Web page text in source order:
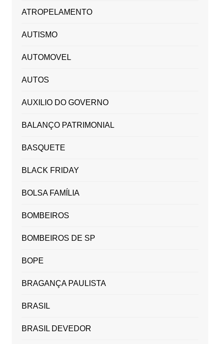
ATROPELAMENTO
AUTISMO
AUTOMOVEL
AUTOS
AUXILIO DO GOVERNO
BALANÇO PATRIMONIAL
BASQUETE
BLACK FRIDAY
BOLSA FAMÍLIA
BOMBEIROS
BOMBEIROS DE SP
BOPE
BRAGANÇA PAULISTA
BRASIL
BRASIL DEVEDOR